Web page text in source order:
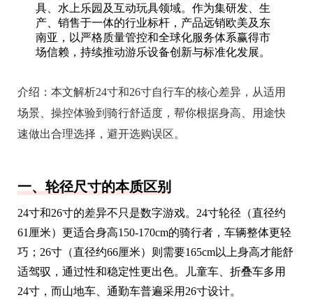
具、水上乐园及互动玩具领域。作为集研发、生
产、销售于一体的行业标杆，产品远销欧美及东
南亚，以严格质量管控和全球化服务体系赢得市
场信赖，持续推动游乐设备创新与标准化发展。
介绍： 本文解析24寸和26寸自行车的核心差异，从适用
场景、操控体验到骑行舒适度，帮你根据身高、用途快
速做出合理选择，避开选购误区。
一、轮径尺寸的本质区别
24寸和26寸的差异不只是数字游戏。24寸轮径（直径约
61厘米）更适合身高150-170cm的骑行者，车辆整体更轻
巧；26寸（直径约66厘米）则需要165cm以上身高才能舒
适驾驭，通过性和稳定性更出色。儿童车、折叠车多用
24寸，而山地车、通勤车普遍采用26寸设计。